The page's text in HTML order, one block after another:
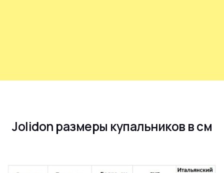
Jolidon размеры купальников в см